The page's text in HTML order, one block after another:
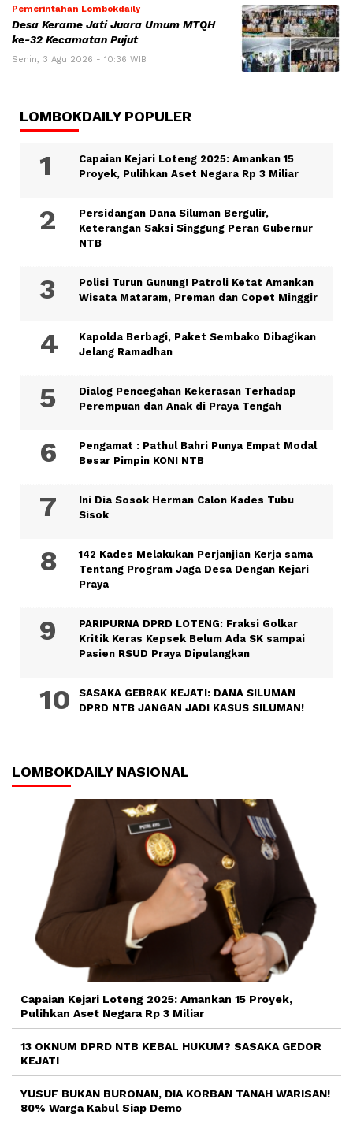
Pemerintahan Lombokdaily
Desa Kerame Jati Juara Umum MTQH
ke-32 Kecamatan Pujut
Senin, 3 Agu 2026 - 10:36 WIB
LOMBOKDAILY POPULER
Capaian Kejari Loteng 2025: Amankan 15
Proyek, Pulihkan Aset Negara Rp 3 Miliar
Persidangan Dana Siluman Bergulir,
Keterangan Saksi Singgung Peran Gubernur
NTB
Polisi Turun Gunung! Patroli Ketat Amankan
Wisata Mataram, Preman dan Copet Minggir
Kapolda Berbagi, Paket Sembako Dibagikan
Jelang Ramadhan
Dialog Pencegahan Kekerasan Terhadap
Perempuan dan Anak di Praya Tengah
Pengamat : Pathul Bahri Punya Empat Modal
Besar Pimpin KONI NTB
Ini Dia Sosok Herman Calon Kades Tubu
Sisok
142 Kades Melakukan Perjanjian Kerja sama
Tentang Program Jaga Desa Dengan Kejari
Praya
PARIPURNA DPRD LOTENG: Fraksi Golkar
Kritik Keras Kepsek Belum Ada SK sampai
Pasien RSUD Praya Dipulangkan
SASAKA GEBRAK KEJATI: DANA SILUMAN
DPRD NTB JANGAN JADI KASUS SILUMAN!
LOMBOKDAILY NASIONAL
Capaian Kejari Loteng 2025: Amankan 15 Proyek,
Pulihkan Aset Negara Rp 3 Miliar
13 OKNUM DPRD NTB KEBAL HUKUM? SASAKA GEDOR
KEJATI
YUSUF BUKAN BURONAN, DIA KORBAN TANAH WARISAN!
80% Warga Kabul Siap Demo